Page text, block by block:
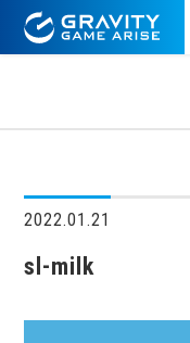
2022.01.21
sl-milk